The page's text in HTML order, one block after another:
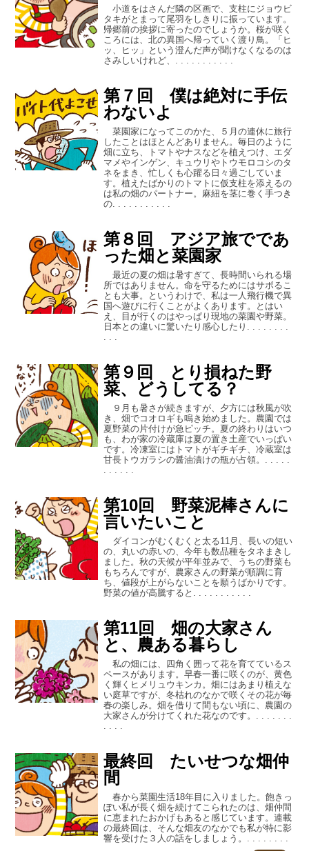
小道をはさんだ隣の区画で、支柱にジョウビ
タキがとまって尾羽をしきりに振っています。
帰郷前の挨拶に寄ったのでしょうか。桜が咲く
ころには、北の異国へ帰っていく渡り鳥。「ヒ
ッ、ヒッ」という澄んだ声が聞けなくなるのは
さみしいけれど、. . . . . . . . . . .
第７回 僕は絶対に手伝
わないよ
菜園家になってこのかた、５月の連休に旅行
したことはほとんどありません。毎日のように
畑に立ち、トマトやナスなどを植えつけ、エダ
マメやインゲン、キュウリやトウモロコシのタ
ネをまき、忙しくも心躍る日々過ごしていま
す。植えたばかりのトマトに仮支柱を添えるの
は私の畑のパートナー。麻紐を茎に巻く手つき
の. . . . . . . . . . .
第８回 アジア旅でであ
った畑と菜園家
最近の夏の畑は暑すぎて、長時間いられる場
所ではありません。命を守るためにはサボるこ
とも大事。というわけで、私は一人飛行機で異
国へ遊びに行くことがよくあります。とはい
え、目が行くのはやっぱり現地の菜園や野菜。
日本との違いに驚いたり感心したり. . . . . . . .
. . .
第９回 とり損ねた野
菜、どうしてる？
９月も暑さが続きますが、夕方には秋風が吹
き、畑でコオロギも鳴き始めました。農園では
夏野菜の片付けが急ピッチ。夏の終わりはいつ
も、わが家の冷蔵庫は夏の置き土産でいっぱい
です。冷凍室にはトマトがギチギチ、冷蔵室は
甘長トウガラシの醤油漬けの瓶が占領。. . . . .
. . . . . .
第10回 野菜泥棒さんに
言いたいこと
ダイコンがむくむくと太る11月、長いの短い
の、丸いの赤いの、今年も数品種をタネまきし
ました。秋の天候が平年並みで、うちの野菜も
もちろんですが、農家さんの野菜が順調に育
ち、値段が上がらないことを願うばかりです。
野菜の値が高騰すると. . . . . . . . . . .
第11回 畑の大家さん
と、農ある暮らし
私の畑には、四角く囲って花を育てているス
ペースがあります。早春一番に咲くのが、黄色
く輝くヒメリュウキンカ。畑にはあまり植えな
い庭草ですが、冬枯れのなかで咲くその花が毎
春の楽しみ。畑を借りて間もない頃に、農園の
大家さんが分けてくれた花なのです。. . . . . . .
. . . .
最終回 たいせつな畑仲
間
春から菜園生活18年目に入りました。飽きっ
ぽい私が長く畑を続けてこられたのは、畑仲間
に恵まれたおかげもあると感じています。連載
の最終回は、そんな畑友のなかでも私が特に影
響を受けた３人の話をしましょう。. . . . . . . .